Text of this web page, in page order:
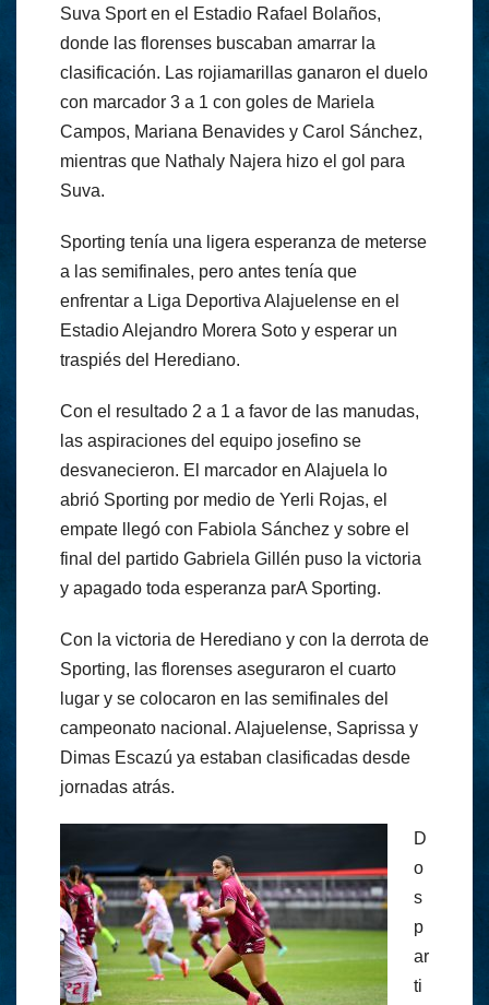
Suva Sport en el Estadio Rafael Bolaños,
donde las florenses buscaban amarrar la
clasificación. Las rojiamarillas ganaron el duelo
con marcador 3 a 1 con goles de Mariela
Campos, Mariana Benavides y Carol Sánchez,
mientras que Nathaly Najera hizo el gol para
Suva.
Sporting tenía una ligera esperanza de meterse
a las semifinales, pero antes tenía que
enfrentar a Liga Deportiva Alajuelense en el
Estadio Alejandro Morera Soto y esperar un
traspiés del Herediano.
Con el resultado 2 a 1 a favor de las manudas,
las aspiraciones del equipo josefino se
desvanecieron. El marcador en Alajuela lo
abrió Sporting por medio de Yerli Rojas, el
empate llegó con Fabiola Sánchez y sobre el
final del partido Gabriela Gillén puso la victoria
y apagado toda esperanza parA Sporting.
Con la victoria de Herediano y con la derrota de
Sporting, las florenses aseguraron el cuarto
lugar y se colocaron en las semifinales del
campeonato nacional. Alajuelense, Saprissa y
Dimas Escazú ya estaban clasificadas desde
jornadas atrás.
D
o
s
p
ar
ti